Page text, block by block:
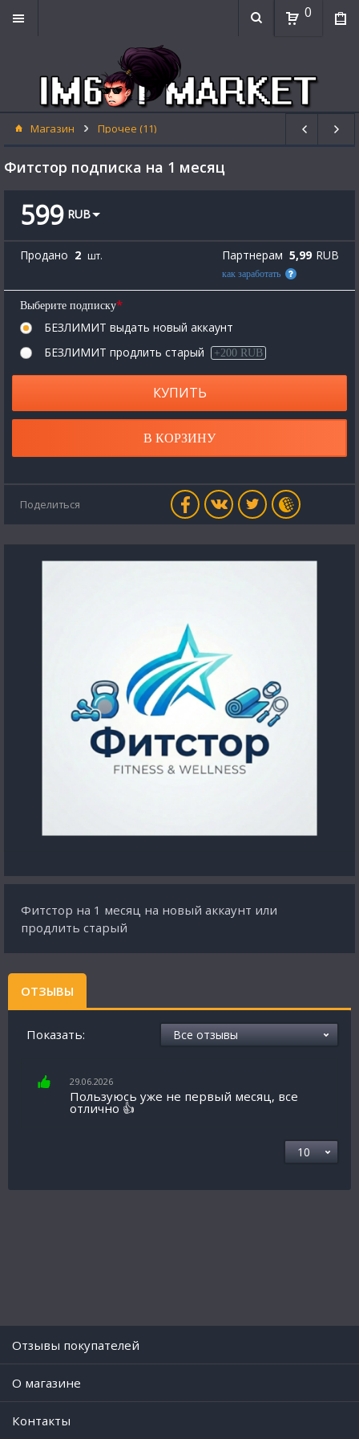
0
Магазин Прочее (11)
Фитстор подписка на 1 месяц
599 RUB
Продано 2 шт. Партнерам 5,99 RUB
как заработать
Выберите подписку*
БЕЗЛИМИТ выдать новый аккаунт
БЕЗЛИМИТ продлить старый
+200 RUB
КУПИТЬ
В КОРЗИНУ
Поделиться
Фитстор на 1 месяц на новый аккаунт или
продлить старый
ОТЗЫВЫ
Показать:
29.06.2026
Пользуюсь уже не первый месяц, все
отлично 👍
Отзывы покупателей
O магазине
Контакты